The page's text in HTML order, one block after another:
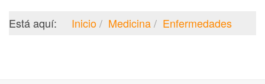
Está aquí: Inicio Medicina Enfermedades